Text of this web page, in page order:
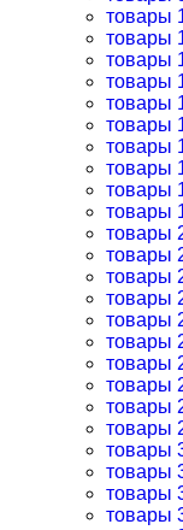
товары
товары
товары
товары
товары
товары
товары
товары
товары
товары
товары
товары
товары
товары
товары
товары
товары
товары
товары
товары
товары
товары
товары
товары